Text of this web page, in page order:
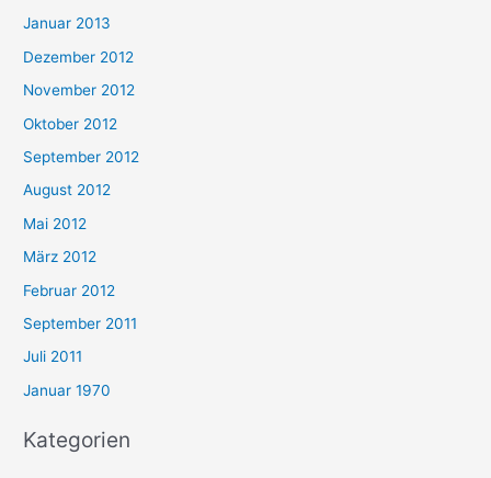
Januar 2013
Dezember 2012
November 2012
Oktober 2012
September 2012
August 2012
Mai 2012
März 2012
Februar 2012
September 2011
Juli 2011
Januar 1970
Kategorien